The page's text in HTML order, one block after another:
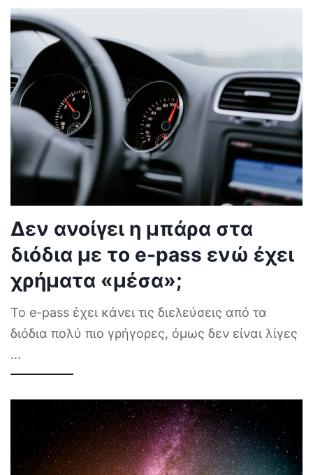
Δεν ανοίγει η μπάρα στα
διόδια με το e-pass ενώ έχει
χρήματα «μέσα»;
Το e-pass έχει κάνει τις διελεύσεις από τα
διόδια πολύ πιο γρήγορες, όμως δεν είναι λίγες
...